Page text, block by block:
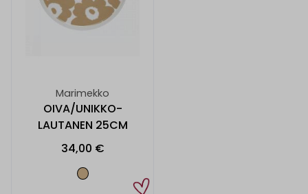
Marimekko
OIVA/UNIKKO-
LAUTANEN 25CM
34,00 €